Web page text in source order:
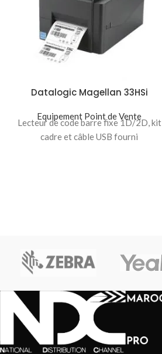
Datalogic Magellan 33HSi
Equipement Point de Vente
Lecteur de code barre fixe 1D/2D, kit
cadre et câble USB fourni